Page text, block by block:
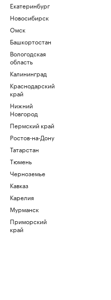
Екатеринбург
Новосибирск
Омск
Башкортостан
Вологодская
область
Калининград
Краснодарский
край
Нижний
Новгород
Пермский край
Ростов-на-Дону
Татарстан
Тюмень
Черноземье
Кавказ
Карелия
Мурманск
Приморский
край